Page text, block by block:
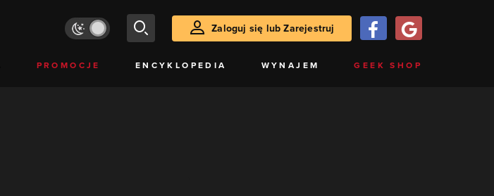
Zaloguj się lub Zarejestruj
PROMOCJE ENCYKLOPEDIA WYNAJEM GEEK SHOP